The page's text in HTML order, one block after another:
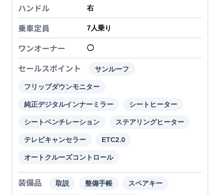
ハンドル 右
乗車定員 7人乗り
ワンオーナー ◯
セールスポイント サンルーフ
フリップダウンモニター
純正デジタルインナーミラー シートヒーター
シートベンチレーション ステアリングヒーター
テレビキャンセラー ETC2.0
オートクルーズコントロール
装備品 取説 整備手帳 スペアキー